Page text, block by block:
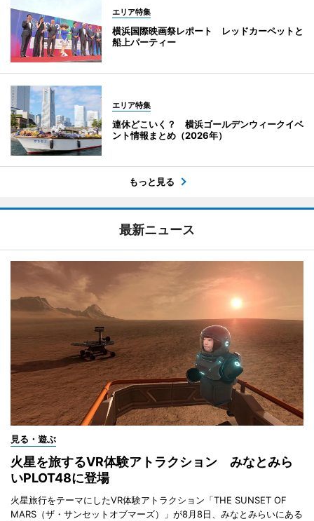
エリア特集
横浜国際映画祭レポート レッドカーペットと
船上パーティー
エリア特集
連休どこいく？ 横浜ゴールデンウィークイベ
ント情報まとめ（2026年）
もっと見る
最新ニュース
見る・遊ぶ
火星を旅するVR体験アトラクション みなとみら
いPLOT48に登場
火星旅行をテーマにしたVR体験アトラクション「THE SUNSET OF
MARS（ザ・サンセットオブマーズ）」が8月8日、みなとみらいにある